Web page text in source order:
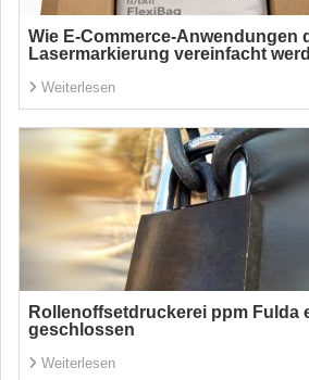
Wie E-Commerce-Anwendungen
Lasermarkierung vereinfacht
Weiterlesen
Rollenoffsetdruckerei ppm Fulda
geschlossen
Weiterlesen